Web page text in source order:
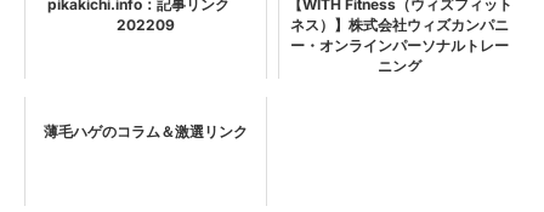
pikakichi.info：記事リンク
202209
【WITH Fitness（ウィズフィット
ネス）】株式会社ウィズカンパニ
ー・オンラインパーソナルトレー
ニング
薄毛ハゲのコラム＆激選リンク